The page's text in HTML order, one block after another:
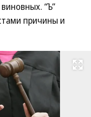
“Ъ”
причины и
Развернуть